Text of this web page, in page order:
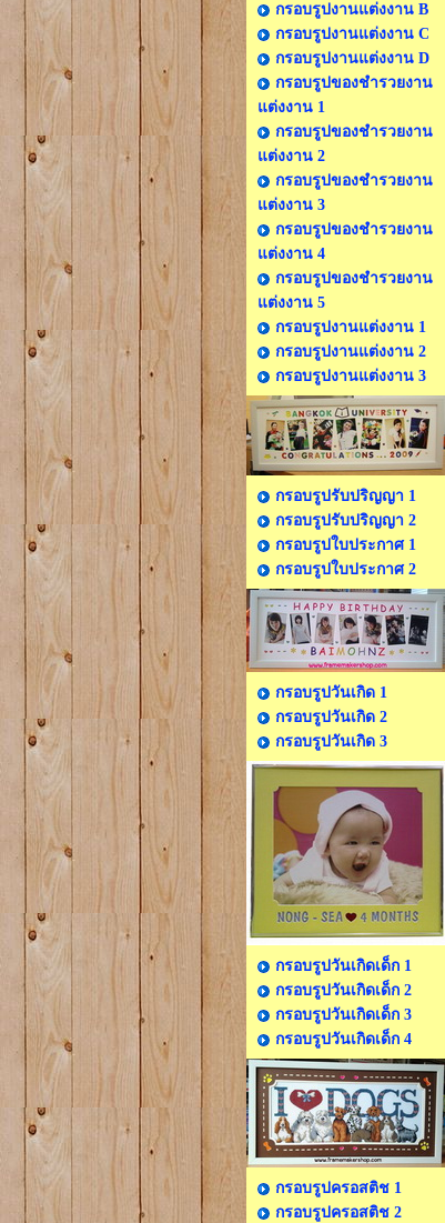
กรอบรูปงานแต่งงาน B
กรอบรูปงานแต่งงาน C
กรอบรูปงานแต่งงาน D
กรอบรูปของชำรวยงาน
แต่งงาน 1
กรอบรูปของชำรวยงาน
แต่งงาน 2
กรอบรูปของชำรวยงาน
แต่งงาน 3
กรอบรูปของชำรวยงาน
แต่งงาน 4
กรอบรูปของชำรวยงาน
แต่งงาน 5
กรอบรูปงานแต่งงาน 1
กรอบรูปงานแต่งงาน 2
กรอบรูปงานแต่งงาน 3
กรอบรูปรับปริญญา 1
กรอบรูปรับปริญญา 2
กรอบรูปใบประกาศ 1
กรอบรูปใบประกาศ 2
กรอบรูปวันเกิด 1
กรอบรูปวันเกิด 2
กรอบรูปวันเกิด 3
กรอบรูปวันเกิดเด็ก 1
กรอบรูปวันเกิดเด็ก 2
กรอบรูปวันเกิดเด็ก 3
กรอบรูปวันเกิดเด็ก 4
กรอบรูปครอสติช 1
กรอบรูปครอสติช 2